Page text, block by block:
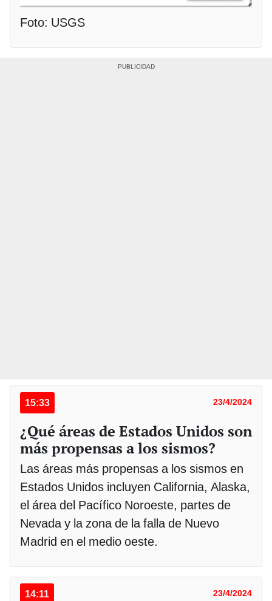
Foto: USGS
15:33 23/4/2024
¿Qué áreas de Estados Unidos son
más propensas a los sismos?
Las áreas más propensas a los sismos en
Estados Unidos incluyen California, Alaska,
el área del Pacífico Noroeste, partes de
Nevada y la zona de la falla de Nuevo
Madrid en el medio oeste.
14:11 23/4/2024